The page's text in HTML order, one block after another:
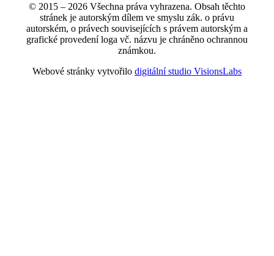
© 2015 – 2026 Všechna práva vyhrazena. Obsah těchto
stránek je autorským dílem ve smyslu zák. o právu
autorském, o právech souvisejících s právem autorským a
grafické provedení loga vč. názvu je chráněno ochrannou
známkou.
Webové stránky vytvořilo digitální studio VisionsLabs